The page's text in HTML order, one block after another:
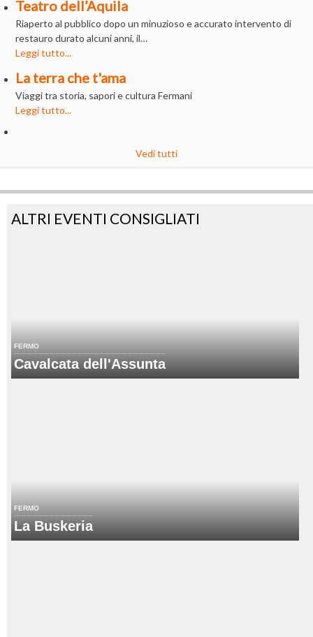
Teatro dell’Aquila
Riaperto al pubblico dopo un minuzioso e accurato intervento di
restauro durato alcuni anni, il…
Leggi tutto...
La terra che t'ama
Viaggi tra storia, sapori e cultura Fermani
Leggi tutto...
Vedi tutti
ALTRI EVENTI CONSIGLIATI
FERMO
Cavalcata dell'Assunta
FERMO
La Buskeria